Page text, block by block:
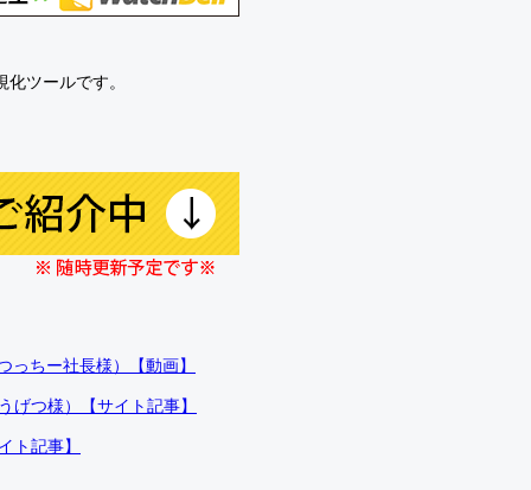
ツールです。
ちー社長様）【動画】
げつ様）【サイト記事】
ト記事】